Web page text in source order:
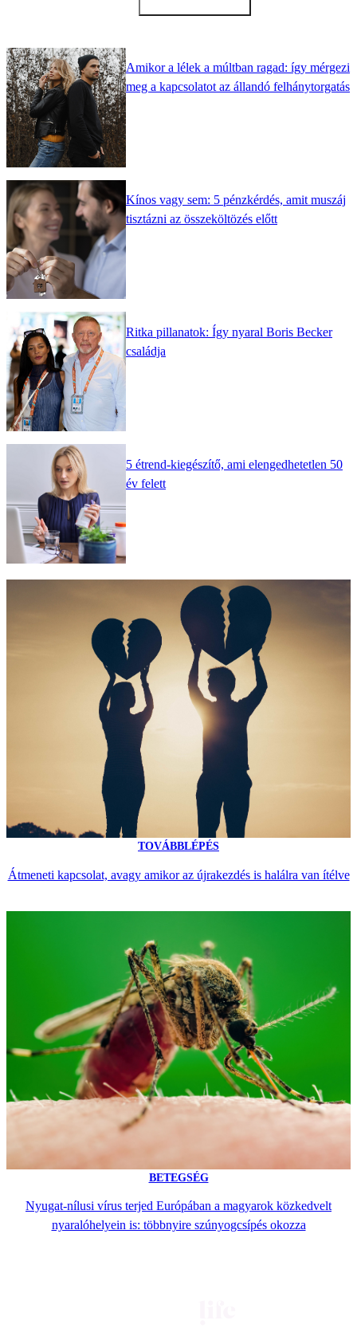
Amikor a lélek a múltban ragad: így mérgezi
meg a kapcsolatot az állandó felhánytorgatás
Kínos vagy sem: 5 pénzkérdés, amit muszáj
tisztázni az összeköltözés előtt
Ritka pillanatok: Így nyaral Boris Becker
családja
5 étrend-kiegészítő, ami elengedhetetlen 50
év felett
TOVÁBBLÉPÉS
Átmeneti kapcsolat, avagy amikor az újrakezdés is halálra van ítélve
BETEGSÉG
Nyugat-nílusi vírus terjed Európában a magyarok közkedvelt
nyaralóhelyein is: többnyire szúnyogcsípés okozza